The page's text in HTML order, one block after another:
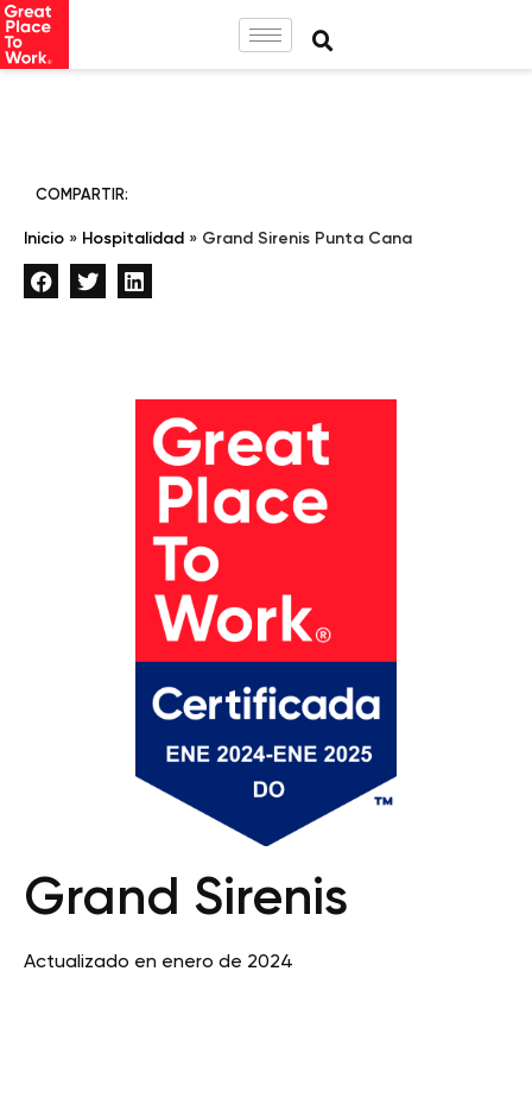
COMPARTIR:
Inicio » Hospitalidad » Grand Sirenis Punta Cana
Grand Sirenis
Actualizado en enero de 2024